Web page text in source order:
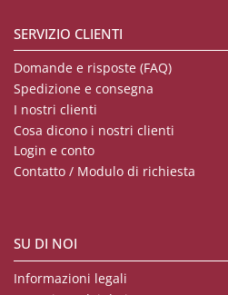
SERVIZIO CLIENTI
Domande e risposte (FAQ)
Spedizione e consegna
I nostri clienti
Cosa dicono i nostri clienti
Login e conto
Contatto / Modulo di richiesta
SU DI NOI
Informazioni legali